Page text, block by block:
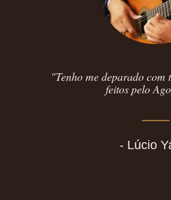
"Tenho me deparado
feitos pelo
- Lúcio